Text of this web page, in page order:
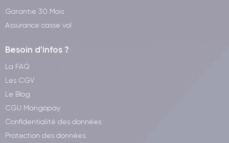
Garantie 30 Mois
Assurance casse vol
Besoin d'infos ?
La FAQ
Les CGV
Le Blog
CGU Mangopay
Confidentialité des données
Protection des données